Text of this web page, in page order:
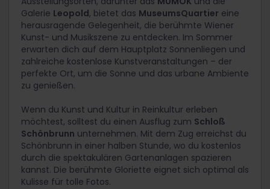
Galerie Leopold, bietet das MuseumsQuartier eine
herausragende Gelegenheit, die berühmte Wiener
Kunst- und Musikszene zu entdecken. Im Sommer
erwarten dich auf dem Hauptplatz Sonnenliegen und
zahlreiche kostenlose Kunstveranstaltungen – der
perfekte Ort, um die Sonne und das urbane Ambiente
zu genießen.
Wenn du Kunst und Kultur in Reinkultur erleben
möchtest, solltest du einen Ausflug zum Schloß
Schönbrunn unternehmen. Mit dem Zug erreichst du
Schönbrunn in einer halben Stunde, wo du kostenlos
durch die spektakulären Gartenanlagen spazieren
kannst. Die berühmte Gloriette eignet sich optimal als
Kulisse für tolle Fotos.